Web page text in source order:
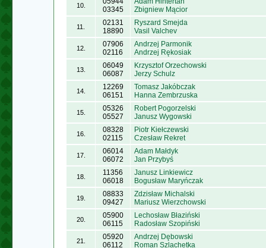
10.
03345
Zbigniew Mącior
11.
02131
18890
Ryszard Smejda
Vasil Valchev
12.
07906
02116
Andrzej Parmonik
Andrzej Rękosiak
13.
06049
06087
Krzysztof Orzechowski
Jerzy Schulz
14.
12269
06151
Tomasz Jakóbczak
Hanna Zembrzuska
15.
05326
05527
Robert Pogorzelski
Janusz Wygowski
16.
08328
02115
Piotr Kiełczewski
Czesław Rekret
17.
06014
06072
Adam Małdyk
Jan Przybyś
18.
11356
06018
Janusz Linkiewicz
Bogusław Maryńczak
19.
08833
09427
Zdzisław Michalski
Mariusz Wierzchowski
20.
05900
06115
Lechosław Błaziński
Radosław Szopiński
21.
05920
06112
Andrzej Dębowski
Roman Szlachetka